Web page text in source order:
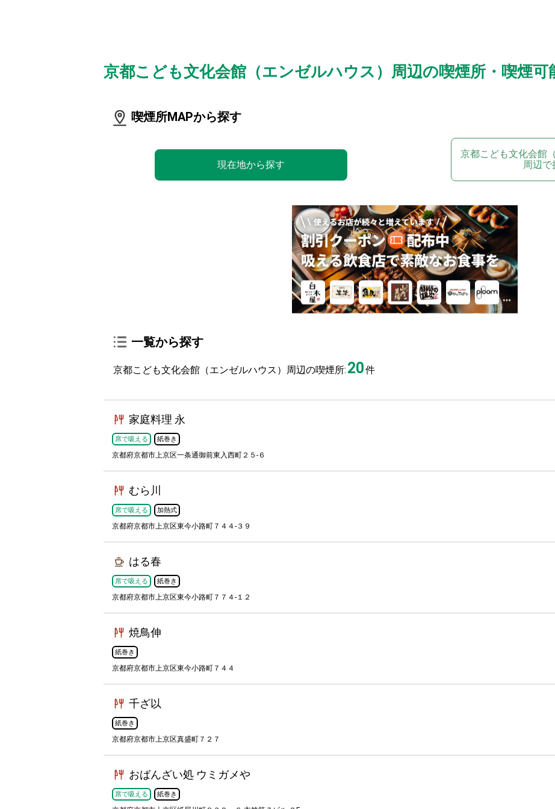
京都こども文化会館（エンゼルハウス）周辺の喫煙所・喫煙
喫煙所MAPから探す
現在地から探す
京都こども文化会館
周辺で
一覧から探す
京都こども文化会館（エンゼルハウス）周辺の喫煙所: 20件
家庭料理 永
席で吸える 紙巻き
京都府京都市上京区一条通御前東入西町２５-６
むら川
席で吸える 加熱式
京都府京都市上京区東今小路町７４４-３９
はる春
席で吸える 紙巻き
京都府京都市上京区東今小路町７７４-１２
焼鳥伸
紙巻き
京都府京都市上京区東今小路町７４４
千ざ以
紙巻き
京都府京都市上京区真盛町７２７
おばんざい処 ウミガメや
席で吸える 紙巻き